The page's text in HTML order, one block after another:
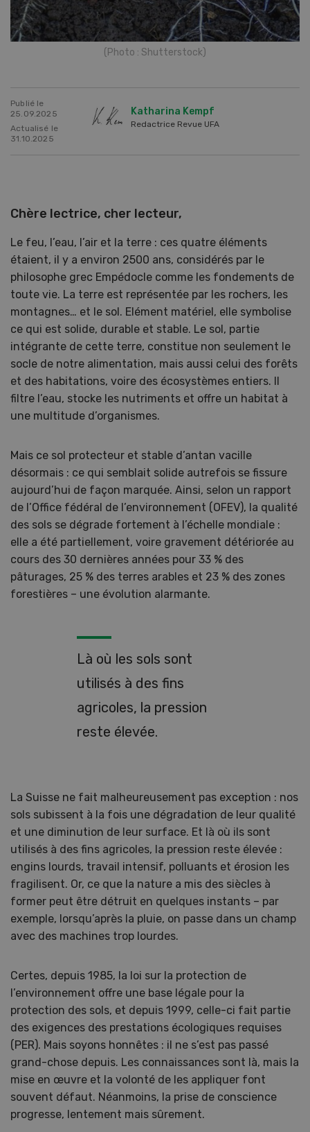
(Photo : Shutterstock)
Publié le
25.09.2025
Actualisé le
31.10.2025
Katharina Kempf
Redactrice Revue UFA
Chère lectrice, cher lecteur,
Le feu, l’eau, l’air et la terre : ces quatre éléments
étaient, il y a environ 2500 ans, considérés par le
philosophe grec Empédocle comme les fondements de
toute vie. La terre est représentée par les rochers, les
montagnes… et le sol. Elément matériel, elle symbolise
ce qui est solide, durable et stable. Le sol, partie
intégrante de cette terre, constitue non seulement le
socle de notre alimentation, mais aussi celui des forêts
et des habitations, voire des écosystèmes entiers. Il
filtre l’eau, stocke les nutriments et offre un habitat à
une multitude d’organismes.
Mais ce sol protecteur et stable d’antan vacille
désormais : ce qui semblait solide autrefois se fissure
aujourd’hui de façon marquée. Ainsi, selon un rapport
de l’Office fédéral de l’environnement (OFEV), la qualité
des sols se dégrade fortement à l’échelle mondiale :
elle a été partiellement, voire gravement détériorée au
cours des 30 dernières années pour 33 % des
pâturages, 25 % des terres arables et 23 % des zones
forestières – une évolution alarmante.
Là où les sols sont
utilisés à des fins
agricoles, la pression
reste élevée.
La Suisse ne fait malheureusement pas exception : nos
sols subissent à la fois une dégradation de leur qualité
et une diminution de leur surface. Et là où ils sont
utilisés à des fins agricoles, la pression reste élevée :
engins lourds, travail intensif, polluants et érosion les
fragilisent. Or, ce que la nature a mis des siècles à
former peut être détruit en quelques instants – par
exemple, lorsqu’après la pluie, on passe dans un champ
avec des machines trop lourdes.
Certes, depuis 1985, la loi sur la protection de
l’environnement offre une base légale pour la
protection des sols, et depuis 1999, celle-ci fait partie
des exigences des prestations écologiques requises
(PER). Mais soyons honnêtes : il ne s’est pas passé
grand-chose depuis. Les connaissances sont là, mais la
mise en œuvre et la volonté de les appliquer font
souvent défaut. Néanmoins, la prise de conscience
progresse, lentement mais sûrement.